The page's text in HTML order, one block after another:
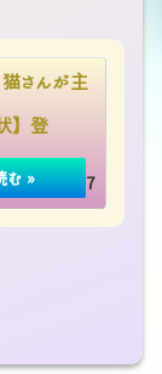
さんが主
】登
2020.10.07